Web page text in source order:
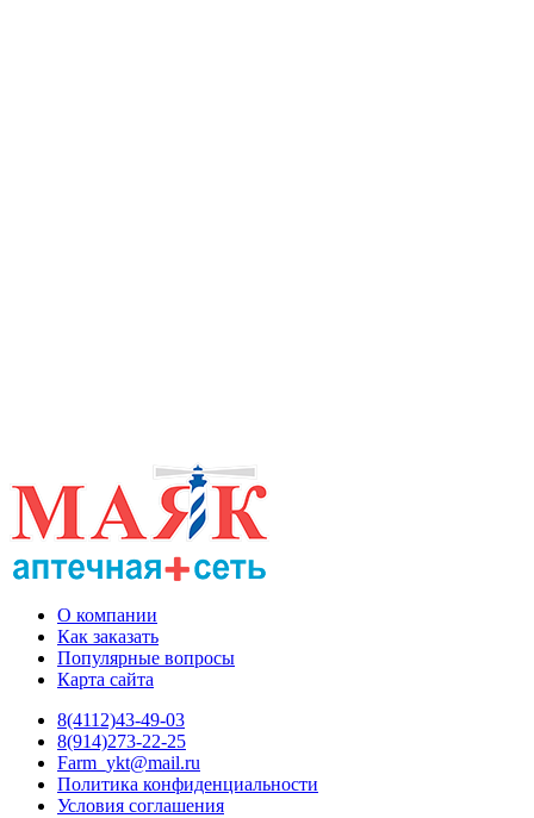
О компании
Как заказать
Популярные вопросы
Карта сайта
8(4112)43-49-03
8(914)273-22-25
Farm_ykt@mail.ru
Политика конфиденциальности
Условия соглашения